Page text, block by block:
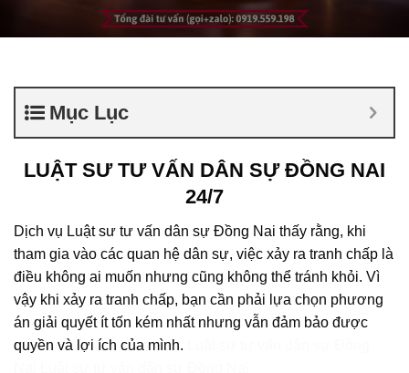
Mục Lục
LUẬT SƯ TƯ VẤN DÂN SỰ ĐỒNG NAI
24/7
Dịch vụ Luật sư tư vấn dân sự Đồng Nai thấy rằng, khi
tham gia vào các quan hệ dân sự, việc xảy ra tranh chấp là
điều không ai muốn nhưng cũng không thể tránh khỏi. Vì
vậy khi xảy ra tranh chấp, bạn cần phải lựa chọn phương
án giải quyết ít tốn kém nhất nhưng vẫn đảm bảo được
quyền và lợi ích của mình.